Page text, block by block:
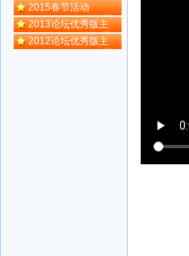
2015春节活动
2013论坛优秀版主
2012论坛优秀版主